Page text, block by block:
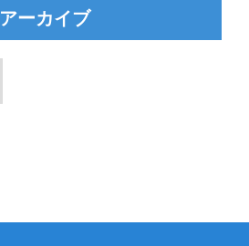
アーカイブ